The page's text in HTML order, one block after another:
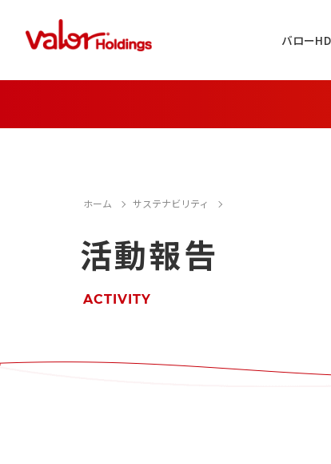
バロー
店舗用地・テナント・催事に関す
M&A案件に関するお問い合わせ
店舗営業に関するお問い合わせ
ホーム サステナビリティ
活動報告
ACTIVITY